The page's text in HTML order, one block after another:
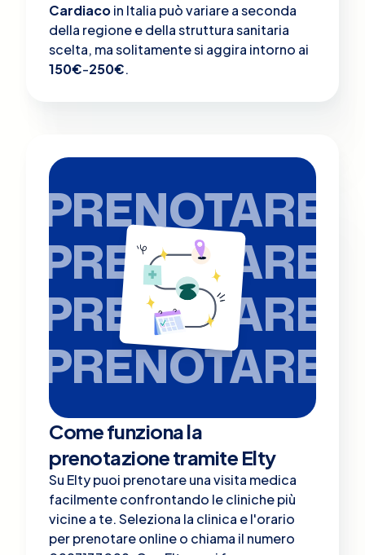
Cardiacoin Italia può variare a seconda
della regione e della struttura sanitaria
scelta, ma solitamente si aggira intorno ai
150€-250€.
PRENOTARE
PRENOTARE
PRENOTARE
PRENOTARE
Come funziona la
prenotazione tramite Elty
Su Elty puoi prenotare una visita medica
facilmente confrontando le cliniche più
vicine a te. Seleziona la clinica e l'orario
per prenotare online o chiama il numero